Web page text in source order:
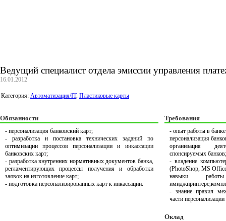
Ведущий специалист отдела эмиссии управления
16.01.2012
Категория: Автоматизация/IT, Пластиковые карты
Обязанности
- персонализация банковский карт;
- разработка и постановка технических заданий по
оптимизации процессов персонализации и инкассации
банковских карт;
- разработка внутренних нормативных документов банка,
регламентирующих процессы получения и обработки
заявок на изготовление карт;
- подготовка персонализированных карт к инкассации.
Требования
- опыт работы в
персонализация
организация
спонсируемых
- владение
(PhotoShop, MS
навыки
- знание правил
части
Оклад